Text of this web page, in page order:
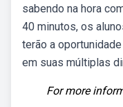
sabendo na hora
40 minutos, os
terão a
em suas múltiplas
For more